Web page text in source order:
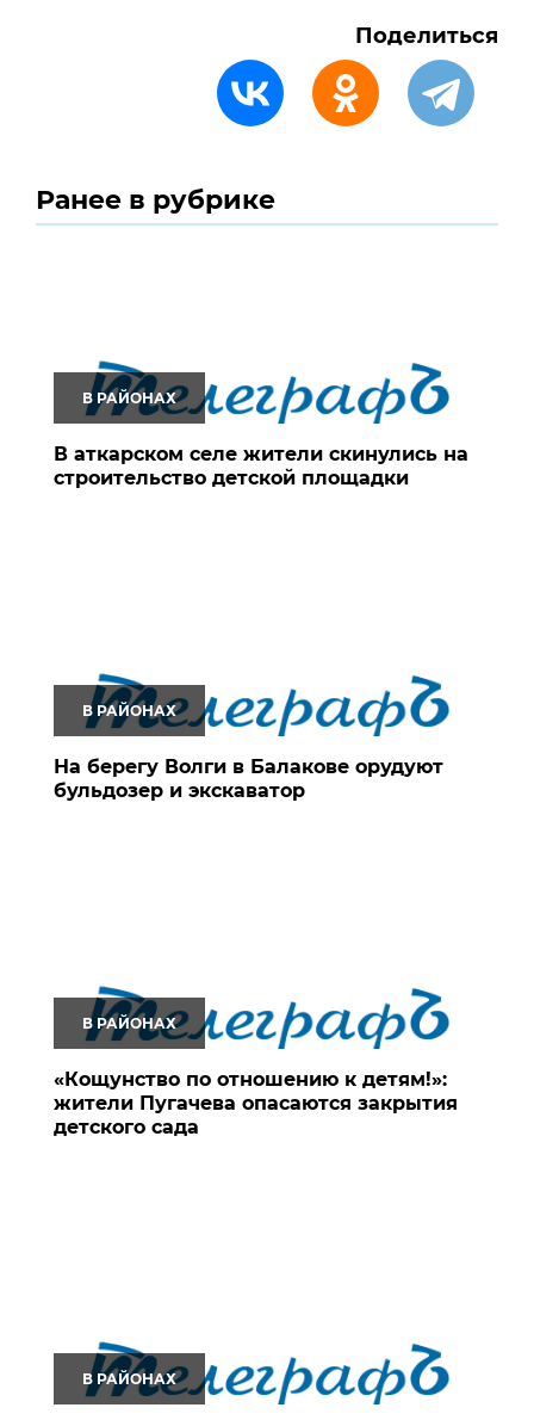
Поделиться
Ранее в рубрике
В РАЙОНАХ
В аткарском селе жители скинулись на
строительство детской площадки
В РАЙОНАХ
На берегу Волги в Балакове орудуют
бульдозер и экскаватор
В РАЙОНАХ
«Кощунство по отношению к детям!»:
жители Пугачева опасаются закрытия
детского сада
В РАЙОНАХ